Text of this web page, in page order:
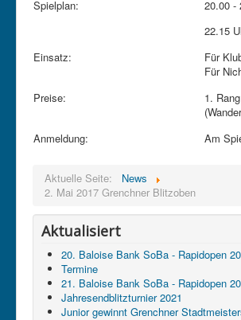
Spielplan:
20.00 -
22.15
Einsatz:
Für
Für
Preise:
1.
Anmeldung:
Am
Aktuelle Seite:
News
2. Mai 2017 Grenchner Blitzoben
Aktualisiert
20. Baloise Bank SoBa - Rapidopen
Termine
21. Baloise Bank SoBa - Rapidopen
Jahresendblitzturnier 2021
Junior gewinnt Grenchner